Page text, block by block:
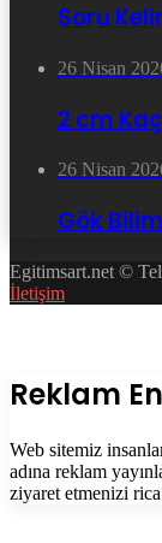
Soru
26 Nisan
2 cm
26 Nisan
Gök
Egitimsart.net ©
İletişim
Kapalı
Reklam
Web sitemiz
adına reklam
ziyaret etmenizi